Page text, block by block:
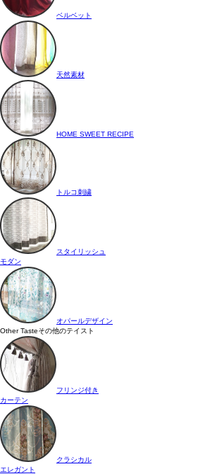
ベルベット
天然素材
HOME SWEET RECIPE
トルコ刺繍
スタイリッシュ
モダン
オパールデザイン
Other Tasteその他のテイスト
フリンジ付き
カーテン
クラシカル
エレガント